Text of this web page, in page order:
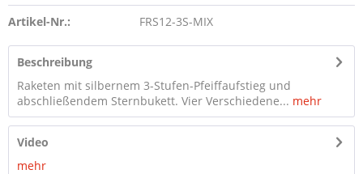
Artikel-Nr.: FRS12-3S-MIX
Beschreibung
Raketen mit silbernem 3-Stufen-Pfeiffaufstieg und
abschließendem Sternbukett. Vier Verschiedene... mehr
Video
mehr